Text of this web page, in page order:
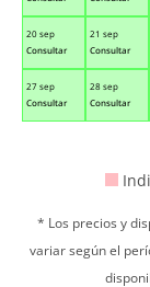
20 sep
Consultar
21 sep
Consultar
27 sep
Consultar
28 sep
Consultar
* Los precios y
variar según el